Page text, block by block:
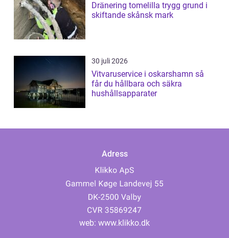
Dränering tomelilla trygg grund i
skiftande skånsk mark
30 juli 2026
Vitvaruservice i oskarshamn så
får du hållbara och säkra
hushållsapparater
Adress
web: www.klikko.dk